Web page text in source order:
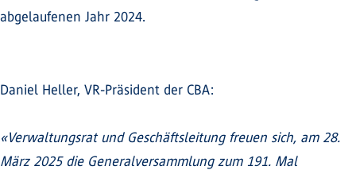
abgelaufenen Jahr 2024.
Daniel Heller, VR-Präsident der CBA:
«Verwaltungsrat und Geschäftsleitung freuen sich, am 28.
März 2025 die Generalversammlung zum 191. Mal